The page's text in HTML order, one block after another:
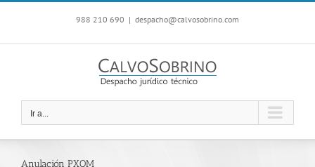
contenido
988 210 690 | despacho@calvosobrino.com
Ir a...
Anulación PXOM